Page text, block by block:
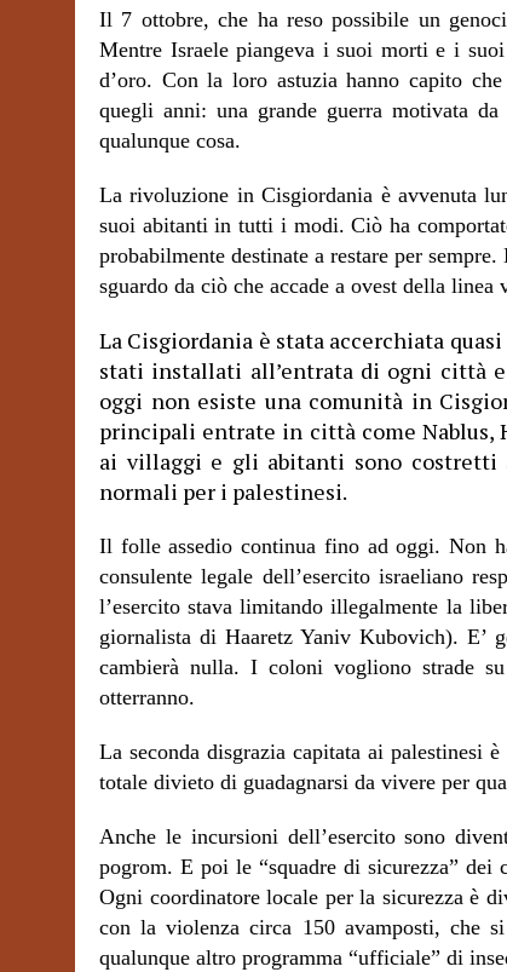
Il 7 ottobre, che ha reso possibile un
Mentre Israele piangeva i suoi morti e i
d’oro. Con la loro astuzia hanno capito
quegli anni: una grande guerra motivata
qualunque cosa.
La rivoluzione in Cisgiordania è avvenuta
suoi abitanti in tutti i modi. Ciò ha
probabilmente destinate a restare per
sguardo da ciò che accade a ovest della linea
La Cisgiordania è stata accerchiata
stati installati all’entrata di ogni città
oggi non esiste una comunità in
principali entrate in città come Nablus,
ai villaggi e gli abitanti sono costretti
normali per i palestinesi.
Il folle assedio continua fino ad oggi. Non
consulente legale dell’esercito israeliano
l’esercito stava limitando illegalmente la
giornalista di Haaretz Yaniv Kubovich). E’
cambierà nulla. I coloni vogliono strade
otterranno.
La seconda disgrazia capitata ai
totale divieto di guadagnarsi da vivere per
Anche le incursioni dell’esercito sono
pogrom. E poi le “squadre di sicurezza”
Ogni coordinatore locale per la sicurezza è
con la violenza circa 150 avamposti, che
qualunque altro programma “ufficiale” di